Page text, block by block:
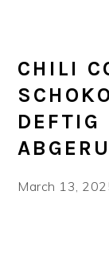
CHILI
March 13,